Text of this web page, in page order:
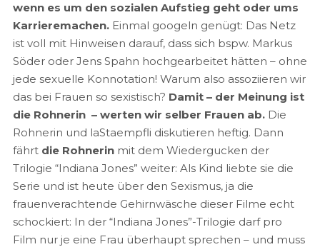
wenn es um den sozialen Aufstieg geht oder ums
Karrieremachen.Einmal googeln genügt: Das Netz
ist voll mit Hinweisen darauf, dass sich bspw. Markus
Söder oder Jens Spahn hochgearbeitet hätten – ohne
jede sexuelle Konnotation! Warum also assoziieren wir
das bei Frauen so sexistisch? Damit – der Meinung ist
die Rohnerin – werten wir selber Frauen ab.Die
Rohnerin und laStaempfli diskutieren heftig. Dann
fährt die Rohnerinmit dem Wiedergucken der
Trilogie “Indiana Jones” weiter: Als Kind liebte sie die
Serie und ist heute über den Sexismus, ja die
frauenverachtende Gehirnwäsche dieser Filme echt
schockiert: In der “Indiana Jones”-Trilogie darf pro
Film nur je eine Frau überhaupt sprechen – und muss